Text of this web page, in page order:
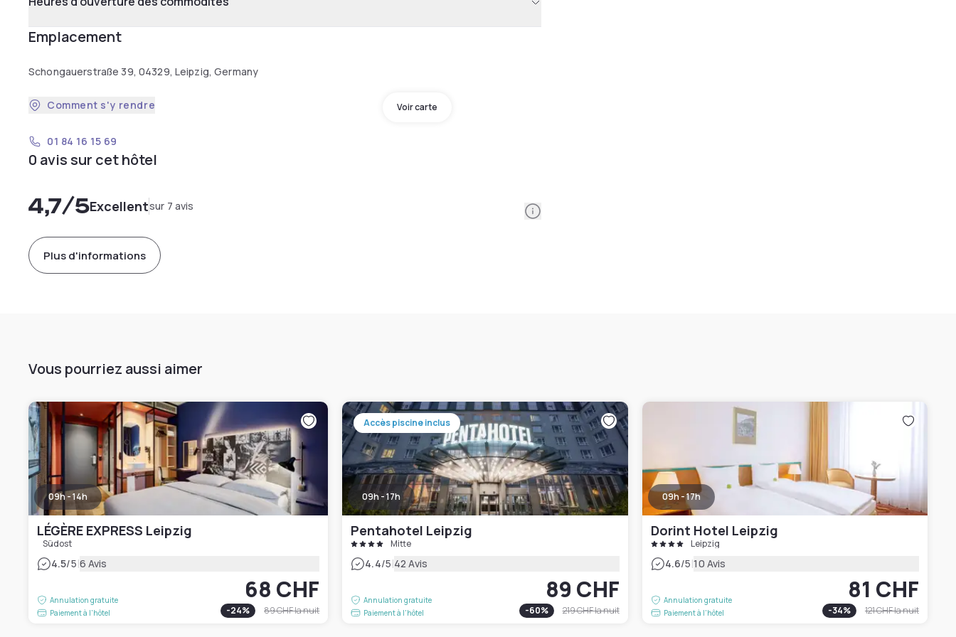
Emplacement
Schongauerstraße 39, 04329, Leipzig, Germany
Voir carte
Comment s'y rendre
01 84 16 15 69
0 avis sur cet hôtel
4,7/5Excellentsur 7 avis Information
Plus d'informations
Vous pourriez aussi aimer
09h - 14h
LÉGÈRE EXPRESS Leipzig
Südost
4.5/5|6 Avis
Annulation gratuite
Paiement à l'hôtel
68 CHF
-24% 89 CHFla nuit
Accès piscine inclus
09h - 17h
Pentahotel Leipzig
Mitte
4.4/5|42 Avis
Annulation gratuite
Paiement à l'hôtel
89 CHF
-60% 219 CHFla nuit
09h - 17h
Dorint Hotel Leipzig
Leipzig
4.6/5|10 Avis
Annulation gratuite
Paiement à l'hôtel
81 CHF
-34% 121 CHFla nuit